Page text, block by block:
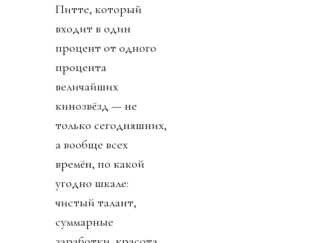
Источник изображения
Будь это рассказ о
моём соседе или о
моём свояке Джо —
при всём уважении к
интереснейшей
личности Джо, — вы
бы до этого места не